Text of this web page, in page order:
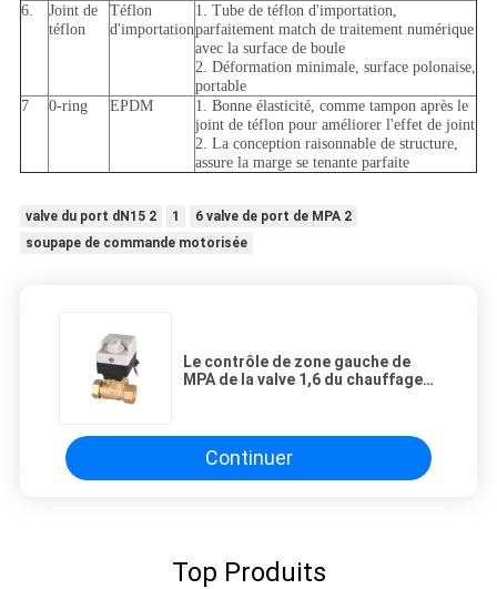
6.
Joint de
téflon
Téflon
d'importation
1. Tube de téflon d'importation,
parfaitement match de traitement numérique
avec la surface de boule
2. Déformation minimale, surface polonaise,
portable
7
0-ring EPDM
1. Bonne élasticité, comme tampon après le
joint de téflon pour améliorer l'effet de joint
2. La conception raisonnable de structure,
assure la marge se tenante parfaite
valve du port dN15 2 1
6 valve de port de MPA 2
soupape de commande motorisée
Le contrôle de zone gauche de
MPA de la valve 1,6 du chauffage
Continuer
Top Produits